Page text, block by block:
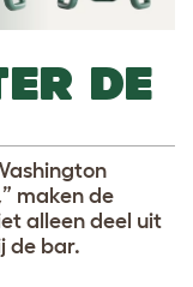
DE
” maken de
alleen deel uit
de bar.